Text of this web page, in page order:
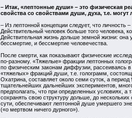
– Итак, «лептонные души» – это физическая
свойства со свойствами души, духа, т.е.
– Из лептонной концепции следует, что
Действительный человек больше того человека,
Действительная жизнь дольше земной жизни:
бессмертие, и бессмертие человечества.
После смерти, как показывают физические
по-разному. «Тяжелые» фракции лептонных
по физическим законам диффузии, рассеиваясь в
«тяжелых» фракций души, т.е. голограмм,
Охатрина, составляет около семи суток, а
тщательнейших дальнейших экспериментов,
предполагать, что при определенных условиях, а
сохранять свою структуру дольше, до
сути, обеспечивают лептонной душе умершего
(«о мертвом ничего дурного»).